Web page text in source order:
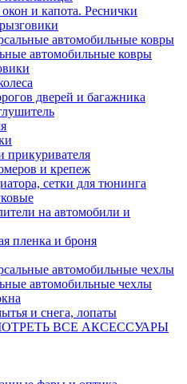
и капота. Реснички
автомобильные ковры
автомобильные ковры
дверей и багажника
прикуривателя
и крепеж
сетки для тюнинга
на автомобили и
пленка и броня
автомобильные чехлы
автомобильные чехлы
и снега, лопаты
ВСЕ АКСЕССУАРЫ